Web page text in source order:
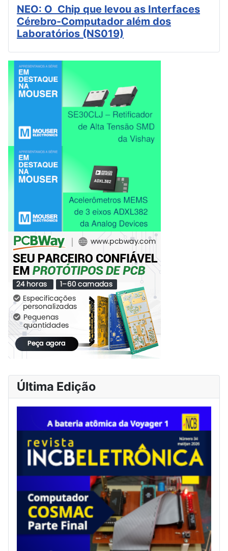
NEO: O Chip que levou as Interfaces
Cérebro-Computador além dos
Laboratórios (NS019)
Última Edição